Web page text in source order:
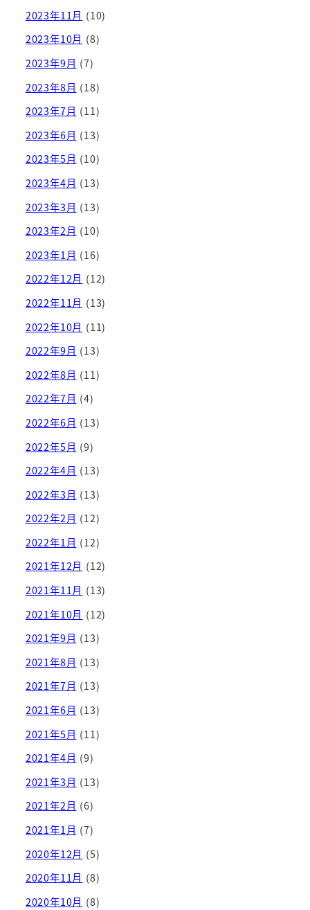
2023年11月 (10)
2023年10月 (8)
2023年9月 (7)
2023年8月 (18)
2023年7月 (11)
2023年6月 (13)
2023年5月 (10)
2023年4月 (13)
2023年3月 (13)
2023年2月 (10)
2023年1月 (16)
2022年12月 (12)
2022年11月 (13)
2022年10月 (11)
2022年9月 (13)
2022年8月 (11)
2022年7月 (4)
2022年6月 (13)
2022年5月 (9)
2022年4月 (13)
2022年3月 (13)
2022年2月 (12)
2022年1月 (12)
2021年12月 (12)
2021年11月 (13)
2021年10月 (12)
2021年9月 (13)
2021年8月 (13)
2021年7月 (13)
2021年6月 (13)
2021年5月 (11)
2021年4月 (9)
2021年3月 (13)
2021年2月 (6)
2021年1月 (7)
2020年12月 (5)
2020年11月 (8)
2020年10月 (8)